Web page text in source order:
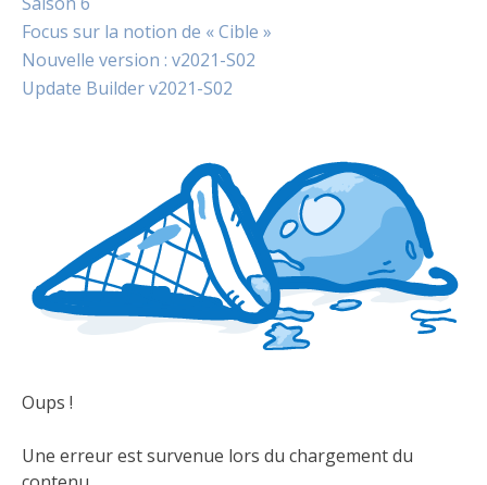
Focus sur la notion de « Cible »
Nouvelle version : v2021-S02
Update Builder v2021-S02
Oups !
Une erreur est survenue lors du chargement du